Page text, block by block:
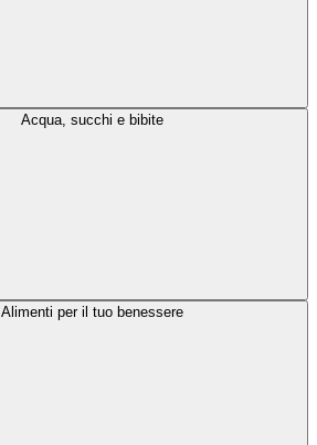
Acqua, succhi e bibite
Alimenti per il tuo benessere